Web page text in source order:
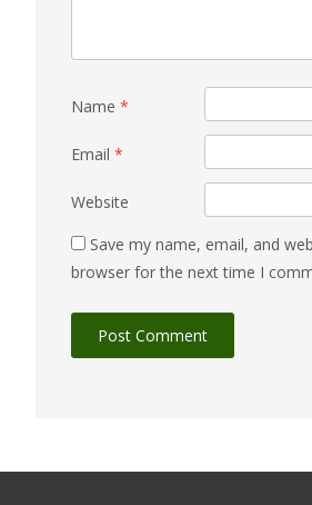
Name *
Email *
Website
Save my name, email, and
browser for the next time I